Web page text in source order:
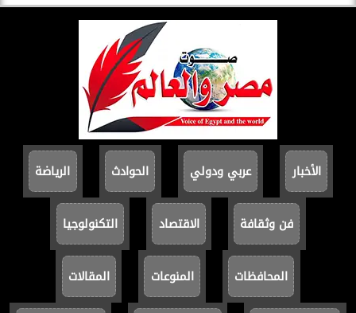
الأخبار عربي ودولي الحوادث الرياضة
فن وثقافة الاقتصاد التكنولوجيا
المحافظات المنوعات المقالات